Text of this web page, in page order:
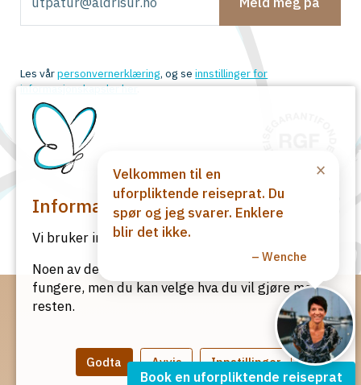
Informasjonskapsler
Vi bruker informasjonskapsler på vår nettside.
Noen av de er nødvendige for at siden skal
fungere, men du kan velge hva du vil gjøre med
resten.
Godta Avvis Innstillinger
Les vårpersonvernerklæring, og seinnstillinger for
informasjonskapsler her.
© Lamme AS 2026
Produsert av Akari ♥
×
Velkommen til en
uforpliktende reiseprat. Du
spør og jeg svarer. Enklere
blir det ikke.
– Wenche
Book en uforpliktende reiseprat